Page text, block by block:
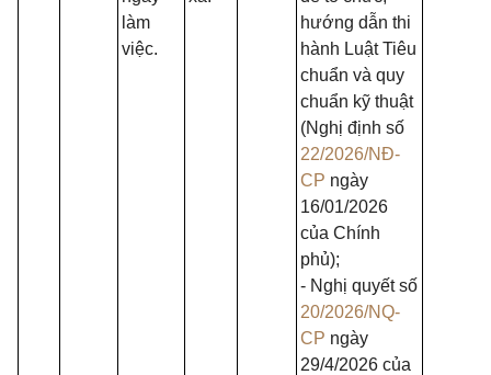
làm
việc.
hướng dẫn thi
hành Luật Tiêu
chuẩn và quy
chuẩn kỹ thuật
(Nghị định số
22/2026/NĐ-
CP ngày
16/01/2026
của Chính
phủ);
- Nghị quyết số
20/2026/NQ-
CP ngày
29/4/2026 của